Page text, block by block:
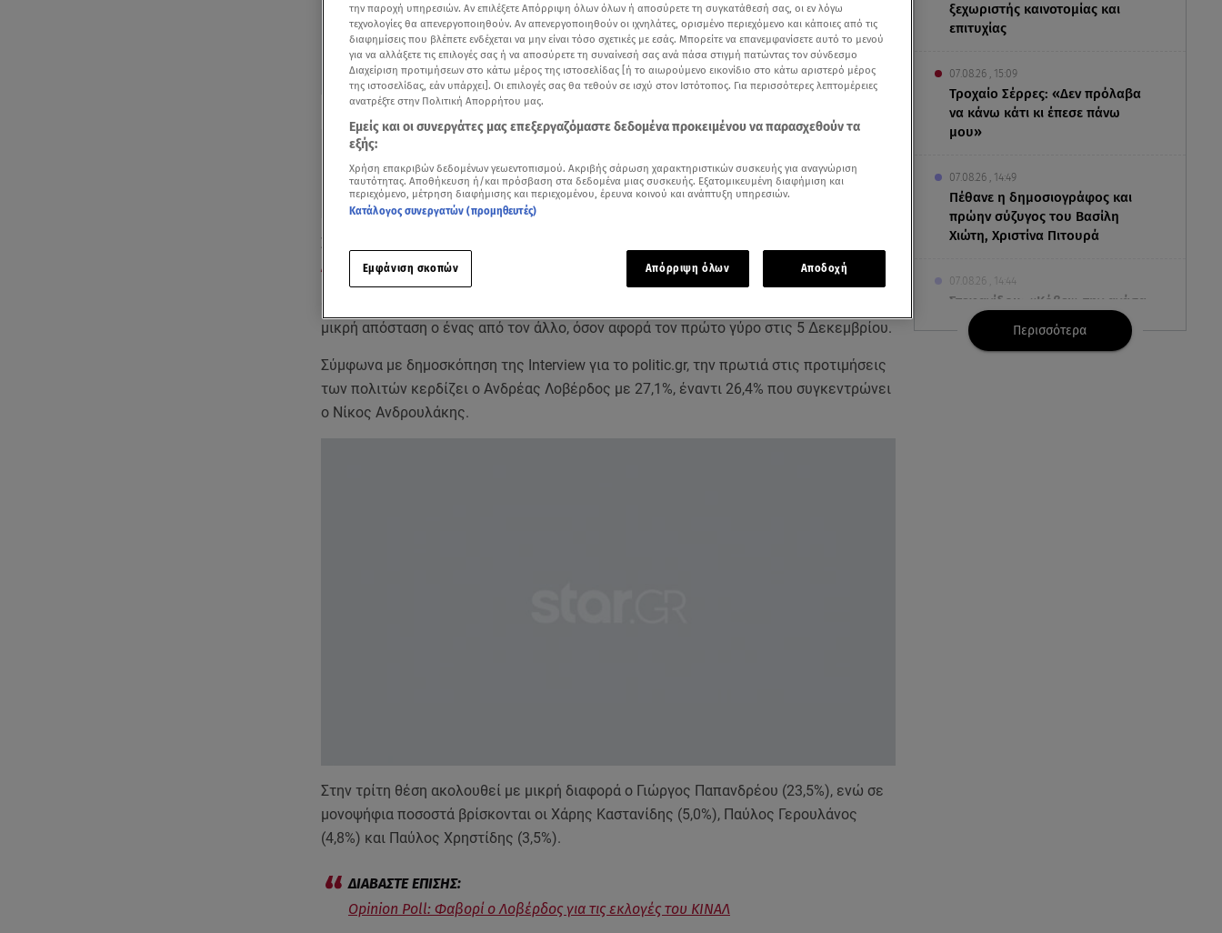
ξεχωριστής καινοτομίας και
επιτυχίας
07.08.26 , 15:09
Τροχαίο Σέρρες: «Δεν πρόλαβα
να κάνω κάτι κι έπεσε πάνω
μου»
07.08.26 , 14:49
Πέθανε η δημοσιογράφος και
πρώην σύζυγος του Βασίλη
Χιώτη, Χριστίνα Πιτουρά
07.08.26 , 14:44
Στεφανίδου: «Κόβει» την ανάσα
με το σώμα της - Οι πόζες με
μαγιό
Περισσότερα
Δείτε περισσότερα άρθρα μας στην αναζήτηση σας
Πρόσθηκη star.gr στις επιλογές σας
Add star.gr on Google
Σε ντέρμπι για τρεις αναδεικνύονται οι εσωκομματικές
Αλλαγής.
μικρή απόσταση ο ένας από τον άλλο, όσον αφορά τον πρώτο γύρο στις 5 Δεκεμβρίου.
Σύμφωνα με δημοσκόπηση της Interview για το politic.gr, την πρωτιά στις προτιμήσεις
των πολιτών κερδίζει ο Ανδρέας Λοβέρδος με 27,1%, έναντι 26,4% που συγκεντρώνει
ο Νίκος Ανδρουλάκης.
Στην τρίτη θέση ακολουθεί με μικρή διαφορά ο Γιώργος Παπανδρέου (23,5%), ενώ σε
μονοψήφια ποσοστά βρίσκονται οι Χάρης Καστανίδης (5,0%), Παύλος Γερουλάνος
(4,8%) και Παύλος Χρηστίδης (3,5%).
Opinion Poll: Φαβορί ο Λοβέρδος για τις εκλογές του ΚΙΝΑΛ
την παροχή υπηρεσιών. Αν επιλέξετε Απόρριψη όλων όλων ή αποσύρετε τη συγκατάθεσή σας, οι εν λόγω
τεχνολογίες θα απενεργοποιηθούν. Αν απενεργοποιηθούν οι ιχνηλάτες, ορισμένο περιεχόμενο και κάποιες από τις
διαφημίσεις που βλέπετε ενδέχεται να μην είναι τόσο σχετικές με εσάς. Μπορείτε να επανεμφανίσετε αυτό το μενού
για να αλλάξετε τις επιλογές σας ή να αποσύρετε τη συναίνεσή σας ανά πάσα στιγμή πατώντας τον σύνδεσμο
Διαχείριση προτιμήσεων στο κάτω μέρος της ιστοσελίδας [ή το αιωρούμενο εικονίδιο στο κάτω αριστερό μέρος
της ιστοσελίδας, εάν υπάρχει]. Οι επιλογές σας θα τεθούν σε ισχύ στον Ιστότοπος. Για περισσότερες λεπτομέρειες
ανατρέξτε στην Πολιτική Απορρήτου μας.
Εμείς και οι συνεργάτες μας επεξεργαζόμαστε δεδομένα προκειμένου να παρασχεθούν τα
εξής:
Χρήση επακριβών δεδομένων γεωεντοπισμού. Ακριβής σάρωση χαρακτηριστικών συσκευής για αναγνώριση
ταυτότητας. Αποθήκευση ή/και πρόσβαση στα δεδομένα μιας συσκευής. Εξατομικευμένη διαφήμιση και
περιεχόμενο, μέτρηση διαφήμισης και περιεχομένου, έρευνα κοινού και ανάπτυξη υπηρεσιών.
Κατάλογος συνεργατών (προμηθευτές)
Εμφάνιση σκοπών Απόρριψη όλων Αποδοχή